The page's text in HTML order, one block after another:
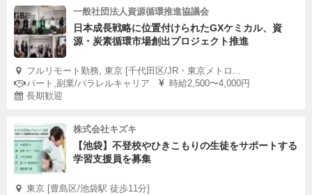
一般社団法人資源循環推進協議会
日本成長戦略に位置付けられたGXケミカル、資
源・炭素循環市場創出プロジェクト推進
フルリモート勤務, 東京 [千代田区/JR・東京メトロ...
パート,副業/パラレルキャリア
時給2,500〜4,000円
長期歓迎
株式会社キズキ
【池袋】不登校やひきこもりの生徒をサポートする
学習支援員を募集
東京 [豊島区/池袋駅 徒歩11分]